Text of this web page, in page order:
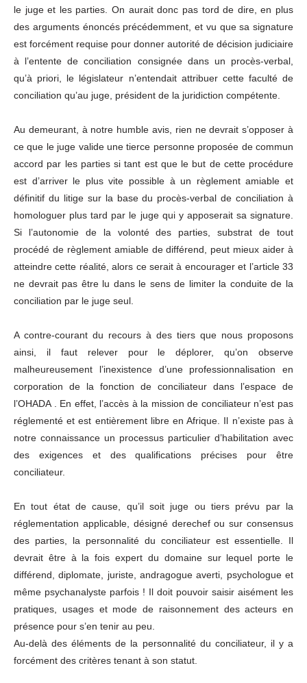
le juge et les parties. On aurait donc pas tord de dire, en plus
des arguments énoncés précédemment, et vu que sa signature
est forcément requise pour donner autorité de décision judiciaire
à l’entente de conciliation consignée dans un procès-verbal,
qu’à priori, le législateur n’entendait attribuer cette faculté de
conciliation qu’au juge, président de la juridiction compétente.
Au demeurant, à notre humble avis, rien ne devrait s’opposer à
ce que le juge valide une tierce personne proposée de commun
accord par les parties si tant est que le but de cette procédure
est d’arriver le plus vite possible à un règlement amiable et
définitif du litige sur la base du procès-verbal de conciliation à
homologuer plus tard par le juge qui y apposerait sa signature.
Si l’autonomie de la volonté des parties, substrat de tout
procédé de règlement amiable de différend, peut mieux aider à
atteindre cette réalité, alors ce serait à encourager et l’article 33
ne devrait pas être lu dans le sens de limiter la conduite de la
conciliation par le juge seul.
A contre-courant du recours à des tiers que nous proposons
ainsi, il faut relever pour le déplorer, qu’on observe
malheureusement l’inexistence d’une professionnalisation en
corporation de la fonction de conciliateur dans l’espace de
l’OHADA . En effet, l’accès à la mission de conciliateur n’est pas
réglementé et est entièrement libre en Afrique. Il n’existe pas à
notre connaissance un processus particulier d’habilitation avec
des exigences et des qualifications précises pour être
conciliateur.
En tout état de cause, qu’il soit juge ou tiers prévu par la
réglementation applicable, désigné derechef ou sur consensus
des parties, la personnalité du conciliateur est essentielle. Il
devrait être à la fois expert du domaine sur lequel porte le
différend, diplomate, juriste, andragogue averti, psychologue et
même psychanalyste parfois ! Il doit pouvoir saisir aisément les
pratiques, usages et mode de raisonnement des acteurs en
présence pour s’en tenir au peu.
Au-delà des éléments de la personnalité du conciliateur, il y a
forcément des critères tenant à son statut.